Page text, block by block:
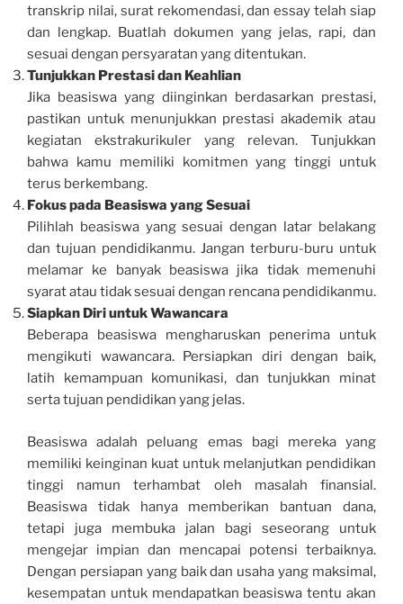
transkrip nilai, surat rekomendasi, dan essay telah siap
dan lengkap. Buatlah dokumen yang jelas, rapi, dan
sesuai dengan persyaratan yang ditentukan.
Tunjukkan Prestasi dan Keahlian
Jika beasiswa yang diinginkan berdasarkan prestasi,
pastikan untuk menunjukkan prestasi akademik atau
kegiatan ekstrakurikuler yang relevan. Tunjukkan
bahwa kamu memiliki komitmen yang tinggi untuk
terus berkembang.
Fokus pada Beasiswa yang Sesuai
Pilihlah beasiswa yang sesuai dengan latar belakang
dan tujuan pendidikanmu. Jangan terburu-buru untuk
melamar ke banyak beasiswa jika tidak memenuhi
syarat atau tidak sesuai dengan rencana pendidikanmu.
Siapkan Diri untuk Wawancara
Beberapa beasiswa mengharuskan penerima untuk
mengikuti wawancara. Persiapkan diri dengan baik,
latih kemampuan komunikasi, dan tunjukkan minat
serta tujuan pendidikan yang jelas.
Beasiswa adalah peluang emas bagi mereka yang
memiliki keinginan kuat untuk melanjutkan pendidikan
tinggi namun terhambat oleh masalah finansial.
Beasiswa tidak hanya memberikan bantuan dana,
tetapi juga membuka jalan bagi seseorang untuk
mengejar impian dan mencapai potensi terbaiknya.
Dengan persiapan yang baik dan usaha yang maksimal,
kesempatan untuk mendapatkan beasiswa tentu akan